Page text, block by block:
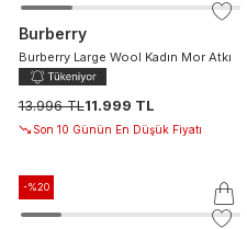
Burberry
Burberry Large Wool Kadın Mor Atkı
13.996 TL11.999 TL
Son 10 Günün En Düşük Fiyatı
-%20